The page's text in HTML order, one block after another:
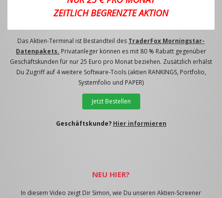
ZEITLICH BEGRENZTE AKTION
Das Aktien-Terminal ist Bestandteil des TraderFox Morningstar-
Datenpakets. Privatanleger können es mit 80 % Rabatt gegenüber
Geschäftskunden für nur 25 Euro pro Monat beziehen. Zusätzlich erhälst
Du Zugriff auf 4 weitere Software-Tools (aktien RANKINGS, Portfolio,
Systemfolio und PAPER)
Jetzt Bestellen
Geschäftskunde? Hier informieren
NEU HIER?
In diesem Video zeigt Dir Simon, wie Du unseren Aktien-Screener